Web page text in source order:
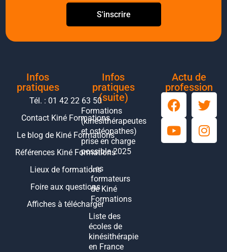
S'inscrire
Infos
pratiques
Tél. : 01 42 22 63 50
Contact Kiné Formations
Le blog de Kiné Formations
Références Kiné Formations
Lieux de formations
Foire aux questions
Affiches à télécharger
Infos
pratiques
(suite)
Formations
(kinésithérapeutes
et ostéopathes)
prise en charge
possible 2025
Les
formateurs
de Kiné
Formations
Liste des
écoles de
kinésithérapie
en France
Actu de
profession